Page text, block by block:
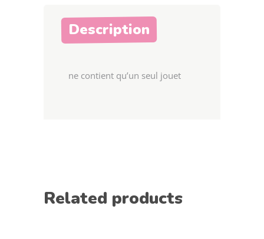
Description
ne contient qu’un seul jouet
Related products